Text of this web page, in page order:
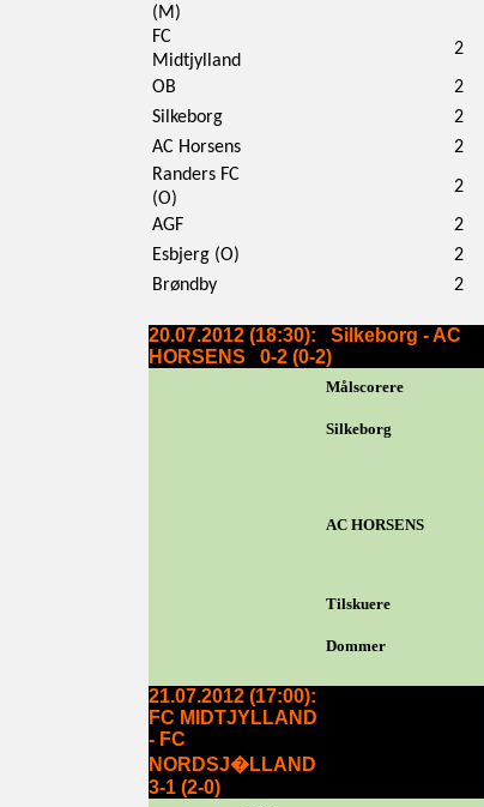
(M)
FC
Midtjylland
2
OB
2
Silkeborg
2
AC Horsens
2
Randers FC
(O)
2
AGF
2
Esbjerg (O)
2
Brøndby
2
20.07.2012 (18:30): Silkeborg - AC
HORSENS 0-2 (0-2)
Målscorere
Silkeborg
AC HORSENS
Tilskuere
Dommer
21.07.2012 (17:00):
FC MIDTJYLLAND
- FC
NORDSJ�LLAND
3-1 (2-0)